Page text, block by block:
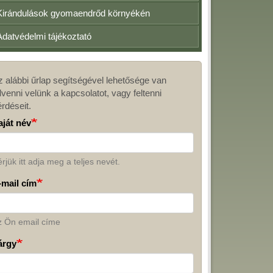
gyomaendrőd környékén
tájékoztató
alábbi űrlap segítségével lehetősége van
velünk a kapcsolatot, vagy feltenni
név
itt adja meg a teljes nevét.
mail cím
Ön email címe